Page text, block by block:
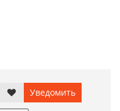
Уведомить